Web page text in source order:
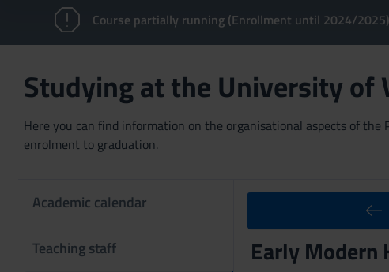
Course partially running (Enrollment until 2024/2025)
Studying at the University of
Here you can find information on the organisational aspects of
enrolment to graduation.
Academic calendar
Teaching staff Early